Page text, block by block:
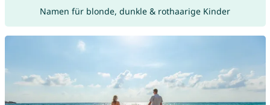
Namen für blonde, dunkle & rothaarige Kinder